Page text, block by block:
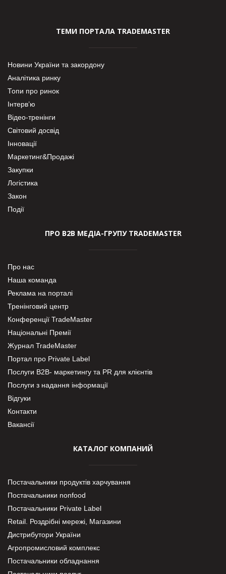
ТЕМИ ПОРТАЛА TRADEMASTER
Новини України та закордону
Аналітика ринку
Топи про ринок
Інтерв’ю
Відео-тренінги
Світовий досвід
Інновації
Маркетинг&Продажі
Закупки
Логістика
Закон
Події
ПРО В2В МЕДІА-ГРУПУ TRADEMASTER
Про нас
Наша команда
Реклама на порталі
Тренінговий центр
Конференції TradeMaster
Національні Премії
Журнал TradeMaster
Портал про Private Label
Послуги В2В- маркетингу та PR для клієнтів
Послуги з надання інформації
Відгуки
Контакти
Вакансії
КАТАЛОГ КОМПАНИЙ
Постачальники продуктів харчування
Постачальники nonfood
Постачальники Private Label
Retail. Роздрібні мережі, Магазини
Дистрибутори України
Агропромисловий комплекс
Постачальники обладнання